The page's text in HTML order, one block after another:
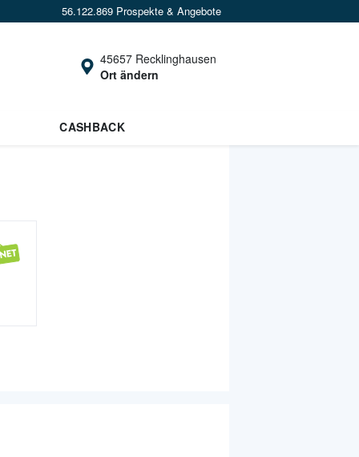
56.122.869 Prospekte & Angebote
45657 Recklinghausen
Ort ändern
CASHBACK